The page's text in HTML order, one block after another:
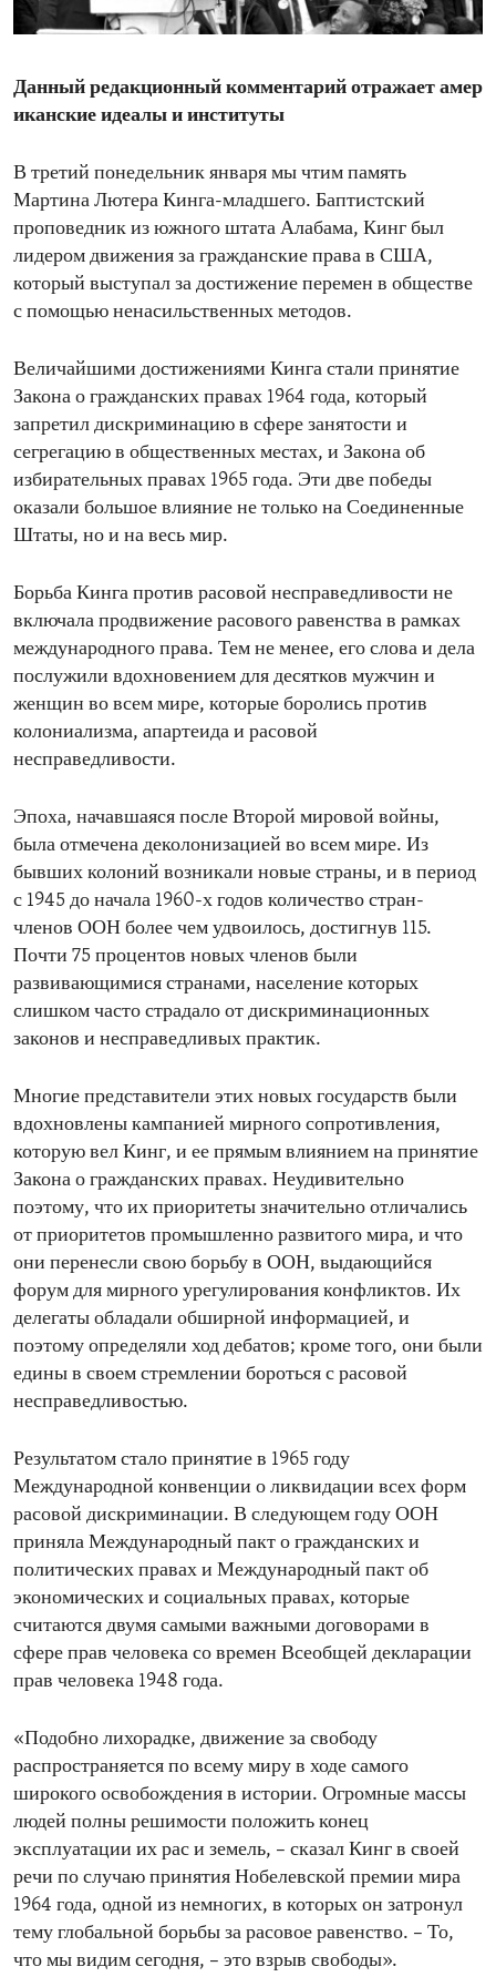
ENVIRONMENT AND HEALTH
Данный редакционный комментарий отражает амер
иканские идеалы и институты
В третий понедельник января мы чтим память
Мартина Лютера Кинга-младшего. Баптистский
проповедник из южного штата Алабама, Кинг был
лидером движения за гражданские права в США,
который выступал за достижение перемен в обществе
с помощью ненасильственных методов.
Величайшими достижениями Кинга стали принятие
Закона о гражданских правах 1964 года, который
запретил дискриминацию в сфере занятости и
сегрегацию в общественных местах, и Закона об
избирательных правах 1965 года. Эти две победы
оказали большое влияние не только на Соединенные
Штаты, но и на весь мир.
Борьба Кинга против расовой несправедливости не
включала продвижение расового равенства в рамках
международного права. Тем не менее, его слова и дела
послужили вдохновением для десятков мужчин и
женщин во всем мире, которые боролись против
колониализма, апартеида и расовой
несправедливости.
Эпоха, начавшаяся после Второй мировой войны,
была отмечена деколонизацией во всем мире. Из
бывших колоний возникали новые страны, и в период
с 1945 до начала 1960-х годов количество стран-
членов ООН более чем удвоилось, достигнув 115.
Почти 75 процентов новых членов были
развивающимися странами, население которых
слишком часто страдало от дискриминационных
законов и несправедливых практик.
Многие представители этих новых государств были
вдохновлены кампанией мирного сопротивления,
которую вел Кинг, и ее прямым влиянием на принятие
Закона о гражданских правах. Неудивительно
поэтому, что их приоритеты значительно отличались
от приоритетов промышленно развитого мира, и что
они перенесли свою борьбу в ООН, выдающийся
форум для мирного урегулирования конфликтов. Их
делегаты обладали обширной информацией, и
поэтому определяли ход дебатов; кроме того, они были
едины в своем стремлении бороться с расовой
несправедливостью.
Результатом стало принятие в 1965 году
Международной конвенции о ликвидации всех форм
расовой дискриминации. В следующем году ООН
приняла Международный пакт о гражданских и
политических правах и Международный пакт об
экономических и социальных правах, которые
считаются двумя самыми важными договорами в
сфере прав человека со времен Всеобщей декларации
прав человека 1948 года.
«Подобно лихорадке, движение за свободу
распространяется по всему миру в ходе самого
широкого освобождения в истории. Огромные массы
людей полны решимости положить конец
эксплуатации их рас и земель, – сказал Кинг в своей
речи по случаю принятия Нобелевской премии мира
1964 года, одной из немногих, в которых он затронул
тему глобальной борьбы за расовое равенство. – То,
что мы видим сегодня, – это взрыв свободы».